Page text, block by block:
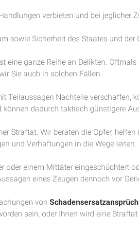
verbieten und bei jeglicher
sowie Sicherheit des Staates und
eine ganze Reihe an Delikten.
Sie auch in solchen Fällen.
Nachteile verschaffen,
dadurch taktisch günstigere
Straftat. Wir beraten die Opfer,
und Verhaftungen in die Wege leiten.
einem Mittäter eingeschüchtert
eines Zeugen dennoch vor
von
sein, oder Ihnen wird eine